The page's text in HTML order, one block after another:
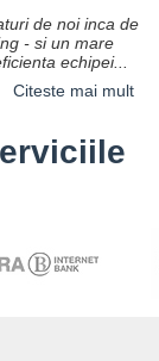
de noi inca de
- si un mare
echipei...
Citeste mai mult